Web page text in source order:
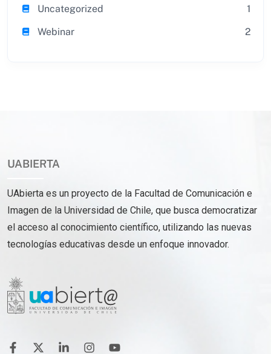
Uncategorized
1
Webinar
2
UABIERTA
UAbierta es un proyecto de la Facultad de Comunicación e
Imagen de la Universidad de Chile, que busca democratizar
el acceso al conocimiento científico, utilizando las nuevas
tecnologías educativas desde un enfoque innovador.